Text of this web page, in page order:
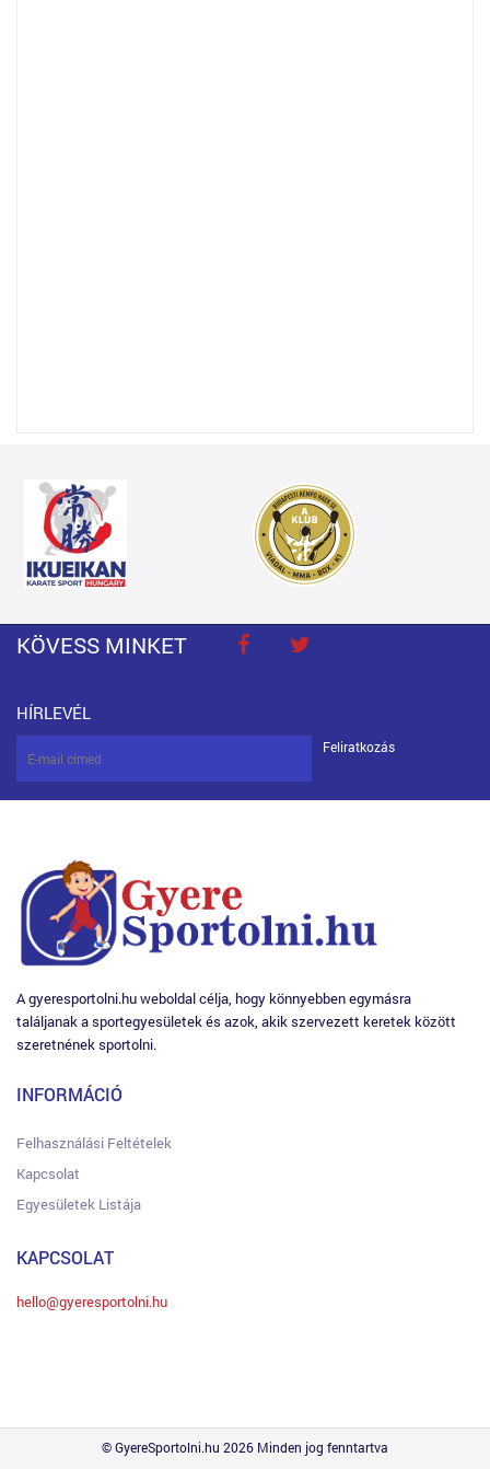
KÖVESS MINKET
HÍRLEVÉL
Feliratkozás
A gyeresportolni.hu weboldal célja, hogy könnyebben egymásra
találjanak a sportegyesületek és azok, akik szervezett keretek között
szeretnének sportolni.
INFORMÁCIÓ
Felhasználási Feltételek
Kapcsolat
Egyesületek Listája
KAPCSOLAT
hello@gyeresportolni.hu
© GyereSportolni.hu 2026 Minden jog fenntartva